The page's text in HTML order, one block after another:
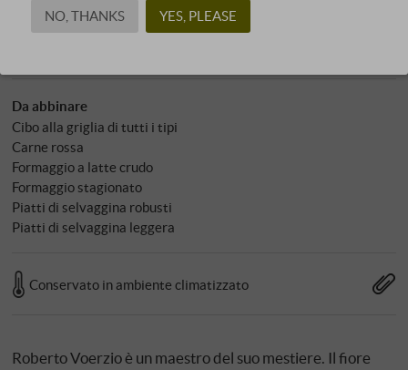
Carattere
Da abbinare
Cibo alla griglia di tutti i tipi
Carne rossa
Formaggio a latte crudo
Formaggio stagionato
Piatti di selvaggina robusti
Piatti di selvaggina leggera
Conservato in ambiente climatizzato
Roberto Voerzio è un maestro del suo mestiere. Il fiore
NO, THANKS YES, PLEASE